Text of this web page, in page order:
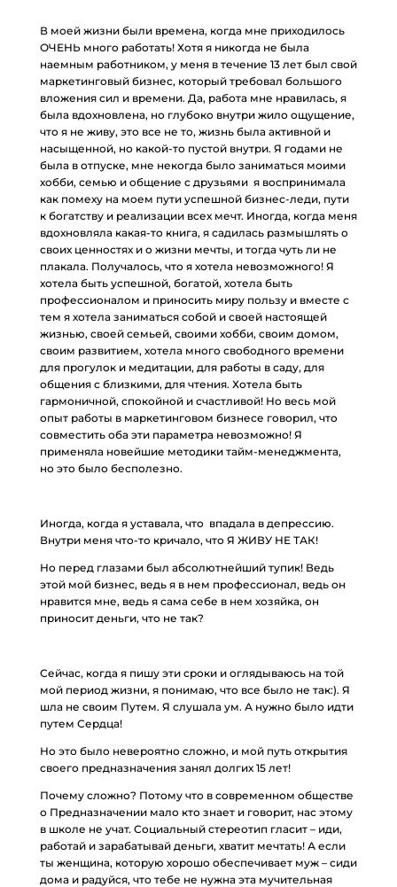
В моей жизни были времена, когда мне приходилось
ОЧЕНЬ много работать! Хотя я никогда не была
наемным работником, у меня в течение 13 лет был свой
маркетинговый бизнес, который требовал большого
вложения сил и времени. Да, работа мне нравилась, я
была вдохновлена, но глубоко внутри жило ощущение,
что я не живу, это все не то, жизнь была активной и
насыщенной, но какой-то пустой внутри. Я годами не
была в отпуске, мне некогда было заниматься моими
хобби, семью и общение с друзьями я воспринимала
как помеху на моем пути успешной бизнес-леди, пути
к богатству и реализации всех мечт. Иногда, когда меня
вдохновляла какая-то книга, я садилась размышлять о
своих ценностях и о жизни мечты, и тогда чуть ли не
плакала. Получалось, что я хотела невозможного! Я
хотела быть успешной, богатой, хотела быть
профессионалом и приносить миру пользу и вместе с
тем я хотела заниматься собой и своей настоящей
жизнью, своей семьей, своими хобби, своим домом,
своим развитием, хотела много свободного времени
для прогулок и медитации, для работы в саду, для
общения с близкими, для чтения. Хотела быть
гармоничной, спокойной и счастливой! Но весь мой
опыт работы в маркетинговом бизнесе говорил, что
совместить оба эти параметра невозможно! Я
применяла новейшие методики тайм-менеджмента,
но это было бесполезно.
Иногда, когда я уставала, что впадала в депрессию.
Внутри меня что-то кричало, что Я ЖИВУ НЕ ТАК!
Но перед глазами был абсолютнейший тупик! Ведь
этой мой бизнес, ведь я в нем профессионал, ведь он
нравится мне, ведь я сама себе в нем хозяйка, он
приносит деньги, что не так?
Сейчас, когда я пишу эти сроки и оглядываюсь на той
мой период жизни, я понимаю, что все было не так:). Я
шла не своим Путем. Я слушала ум. А нужно было идти
путем Сердца!
Но это было невероятно сложно, и мой путь открытия
своего предназначения занял долгих 15 лет!
Почему сложно? Потому что в современном обществе
о Предназначении мало кто знает и говорит, нас этому
в школе не учат. Социальный стереотип гласит – иди,
работай и зарабатывай деньги, хватит мечтать! А если
ты женщина, которую хорошо обеспечивает муж – сиди
дома и радуйся, что тебе не нужна эта мучительная